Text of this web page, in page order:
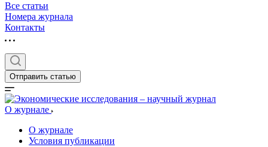
Все статьи
Номера журнала
Контакты
Отправить статью
О журнале
О журнале
Условия публикации